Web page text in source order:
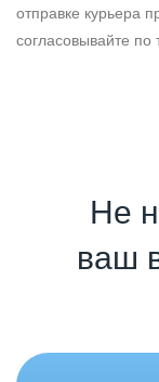
отправке курьера
согласовывайте по
Не
ваш